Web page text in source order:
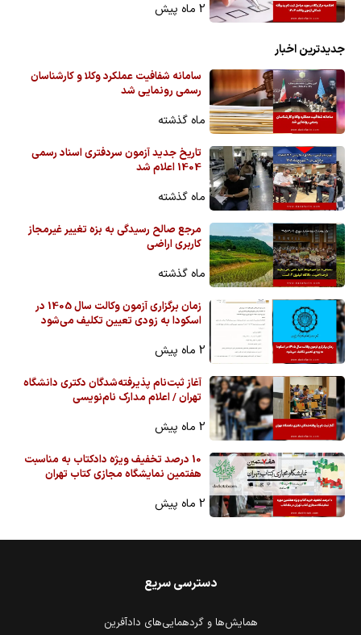
2 ماه پیش
جدیدترین اخبار
سامانه شفافیت عملکرد وکلا و کارشناسان
رسمی رونمایی شد
ماه گذشته
تاریخ جدید آزمون سردفتری اسناد رسمی
1404 اعلام شد
ماه گذشته
مرجع صالح رسیدگی به بزه تغییر غیرمجاز
کاربری اراضی
ماه گذشته
زمان برگزاری آزمون وکالت سال 1405 در
اسکودا به زودی تعیین تکلیف می‌شود
2 ماه پیش
آغاز ثبت‌نام پذیرفته‌شدگان دکتری دانشگاه
تهران / اعلام مدارک نام‌نویسی
2 ماه پیش
10 درصد تخفیف ویژه دادکتاب به مناسبت
هفتمین نمایشگاه مجازی کتاب تهران
2 ماه پیش
دسترسی سریع
همایش‌ها و گردهمایی‌های دادآفرین